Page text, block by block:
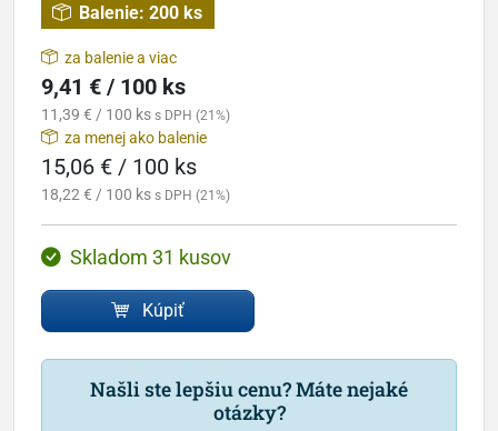
Balenie: 200 ks
za balenie a viac
9,41 € / 100 ks
11,39 € / 100 ks s DPH (21%)
za menej ako balenie
15,06 € / 100 ks
18,22 € / 100 ks s DPH (21%)
Skladom 31 kusov
Kúpiť
Našli ste lepšiu cenu? Máte nejaké
otázky?